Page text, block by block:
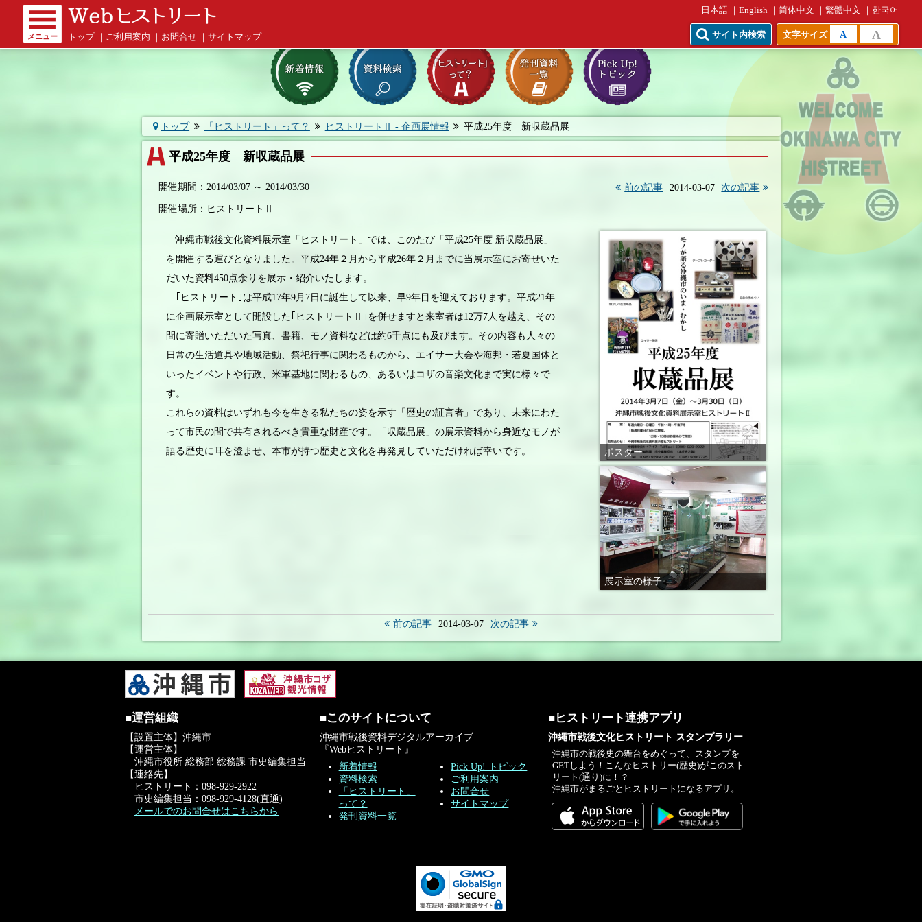
メニュー トップ ご利用案内 お問合せ サイトマップ
日本語 English 简体中文 繁體中文 한국어
サイト内検索 文字サイズ A A
トップ 「ヒストリート」って？ ヒストリートⅡ - 企画展情報 平成25年度 新収蔵品展
平成25年度 新収蔵品展
前の記事 2014-03-07 次の記事
開催期間：2014/03/07 ～ 2014/03/30
開催場所：ヒストリートⅡ
ポスター
展示室の様子
沖縄市戦後文化資料展示室「ヒストリート」では、このたび「平成25年度 新収蔵品展」
を開催する運びとなりました。平成24年２月から平成26年２月までに当展示室にお寄せいた
だいた資料450点余りを展示・紹介いたします。
｢ヒストリート｣は平成17年9月7日に誕生して以来、早9年目を迎えております。平成21年
に企画展示室として開設した｢ヒストリートⅡ｣を併せますと来室者は12万7人を越え、その
間に寄贈いただいた写真、書籍、モノ資料などは約6千点にも及びます。その内容も人々の
日常の生活道具や地域活動、祭祀行事に関わるものから、エイサー大会や海邦・若夏国体と
いったイベントや行政、米軍基地に関わるもの、あるいはコザの音楽文化まで実に様々で
す。
これらの資料はいずれも今を生きる私たちの姿を示す「歴史の証言者」であり、未来にわた
って市民の間で共有されるべき貴重な財産です。「収蔵品展」の展示資料から身近なモノが
語る歴史に耳を澄ませ、本市が持つ歴史と文化を再発見していただければ幸いです。
前の記事 2014-03-07 次の記事
■運営組織
【設置主体】沖縄市
【運営主体】
沖縄市役所 総務部 総務課 市史編集担当
【連絡先】
ヒストリート：098-929-2922
市史編集担当：098-929-4128(直通)
メールでのお問合せはこちらから
■このサイトについて
沖縄市戦後資料デジタルアーカイブ
『Webヒストリート』
新着情報
資料検索
「ヒストリート」
って？
発刊資料一覧
Pick Up! トピック
ご利用案内
お問合せ
サイトマップ
■ヒストリート連携アプリ
沖縄市戦後文化ヒストリート スタンプラリー
沖縄市の戦後史の舞台をめぐって、スタンプを
GETしよう！こんなヒストリー(歴史)がこのスト
リート(通り)に！？
沖縄市がまるごとヒストリートになるアプリ。